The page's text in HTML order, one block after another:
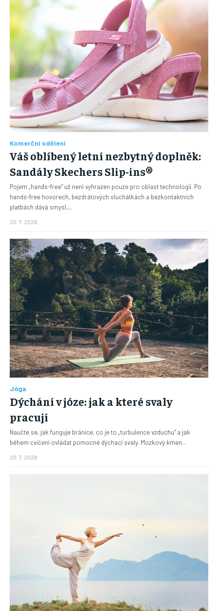
Komerční sdělení
Váš oblíbený letní nezbytný doplněk:
Sandály Skechers Slip-ins®
Pojem „hands-free“ už není vyhrazen pouze pro oblast technologií. Po
hands-free hovorech, bezdrátových sluchátkách a bezkontaktních
platbách dává smysl,...
20. 7. 2026
Jóga
Dýchání v józe: jak a které svaly
pracují
Naučte se, jak funguje bránice, co je to „turbulence vzduchu“ a jak
během cvičení ovládat pomocné dýchací svaly. Mozkový kmen...
20. 7. 2026